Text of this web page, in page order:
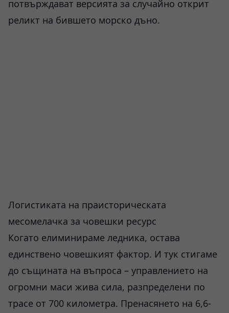
потвърждават версията за случайно открит
реликт на бившето морско дъно.
Логистиката на праисторическата
месомелачка за човешки ресурс
Когато елиминираме ледника, остава
единствено човешкият фактор. И тук стигаме
до същината на въпроса – управлението на
огромни маси жива сила, разпределени по
трасе от 700 километра. Пренасянето на 6,6-